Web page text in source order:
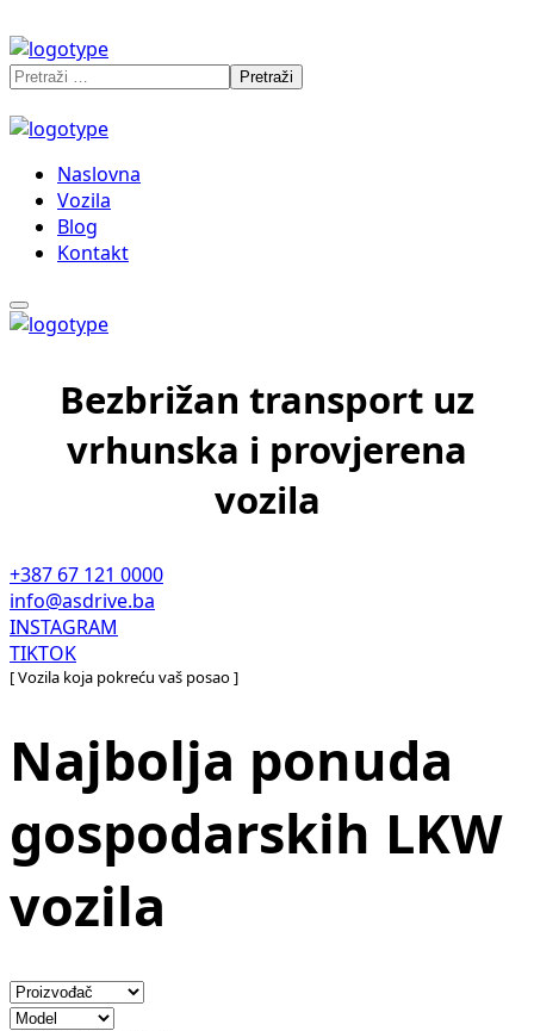
Naslovna
Vozila
Blog
Kontakt
Bezbrižan transport uz
vrhunska i provjerena
vozila
+387 67 121 0000
info@asdrive.ba
INSTAGRAM
TIKTOK
[ Vozila koja pokreću vaš posao ]
Najbolja ponuda
gospodarskih LKW
vozila